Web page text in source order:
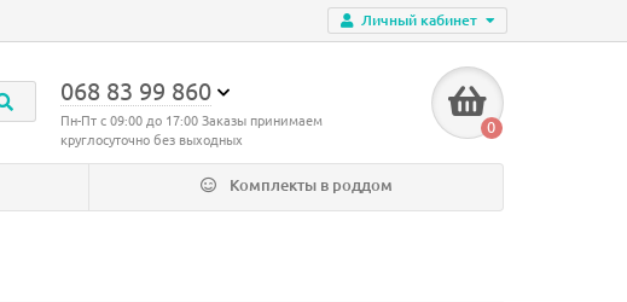
Личный кабинет
068 83 99 860
Пн-Пт с 09:00 до 17:00 Заказы принимаем
круглосуточно без выходных
0
Комплекты в роддом